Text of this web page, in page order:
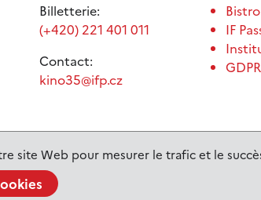
site Web pour mesurer le trafic et le
Billetterie:
(+420) 221 401 011
Contact:
kino35@ifp.cz
IF
GDPR